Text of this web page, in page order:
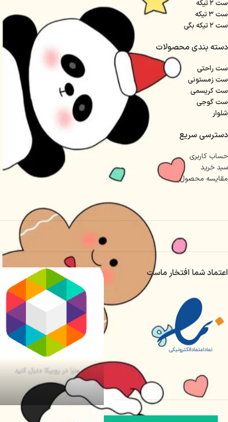
ست ۲ تیکه
ست ۳ تیکه
ست ۲ تیکه بگی
دسته بندی محصولات
ست راحتی
ست زمستونی
ست کریسمی
ست گوجی
شلوار
دسترسی سریع
حساب کاربری
سبد خرید
مقایسه محصول
اعتماد شما افتخار ماست
مارا در روبیکا دنبال کنید